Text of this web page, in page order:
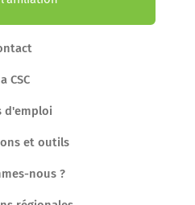
CSC
d'emploi
et outils
nous ?